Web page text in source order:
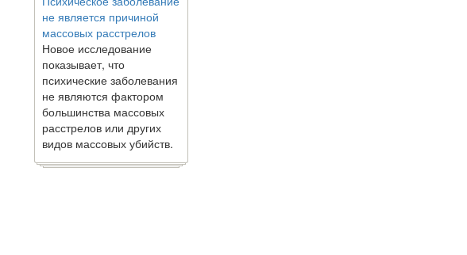
не является причиной
массовых расстрелов
Новое исследование
показывает, что
психические заболевания
не являются фактором
большинства массовых
расстрелов или других
видов массовых убийств.